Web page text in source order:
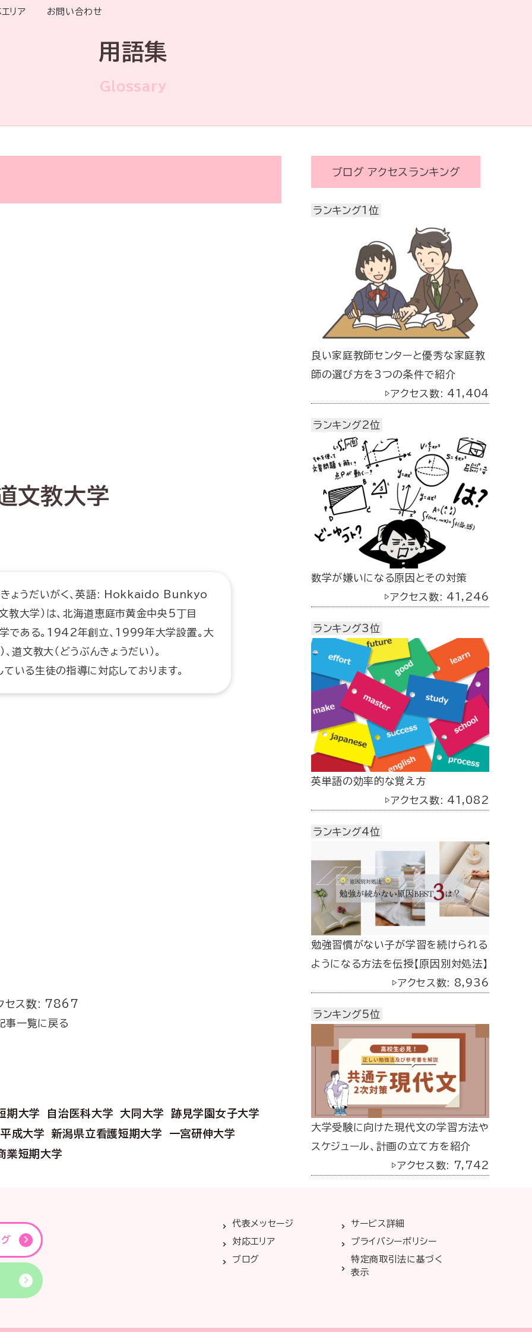
リア お問い合わせ
用語集
Glossary
文教大学
きょうだいがく、英語: Hokkaido Bunkyo
大学）は、北海道恵庭市黄金中央5丁目
である。1942年創立、1999年大学設置。大
道文教大（どうぶんきょうだい）。
いる生徒の指導に対応しております。
セス数: 7867
事一覧に戻る
期大学 自治医科大学 大同大学
跡見学園女子大学
成大学
新潟県立看護短期大学
一宮研伸大学
業短期大学
ブログ アクセスランキング
ランキング1位
良い家庭教師センターと優秀な家庭教
師の選び方を3つの条件で紹介
▷アクセス数: 41,404
ランキング2位
数学が嫌いになる原因とその対策
▷アクセス数: 41,246
ランキング3位
英単語の効率的な覚え方
▷アクセス数: 41,082
ランキング4位
勉強習慣がない子が学習を続けられる
ようになる方法を伝授【原因別対処法】
▷アクセス数: 8,936
ランキング5位
大学受験に向けた現代文の学習方法や
スケジュール、計画の立て方を紹介
▷アクセス数: 7,742
代表メッセージ
サービス詳細
対応エリア
プライバシーポリシー
ブログ
特定商取引法に基づく
表示